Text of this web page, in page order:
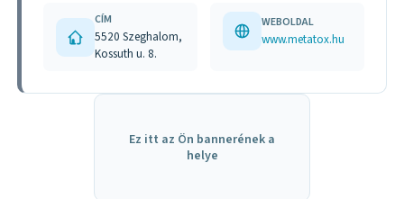
CÍM
5520 Szeghalom,
Kossuth u. 8.
WEBOLDAL
www.metatox.hu
Ez itt az Ön bannerének a
helye